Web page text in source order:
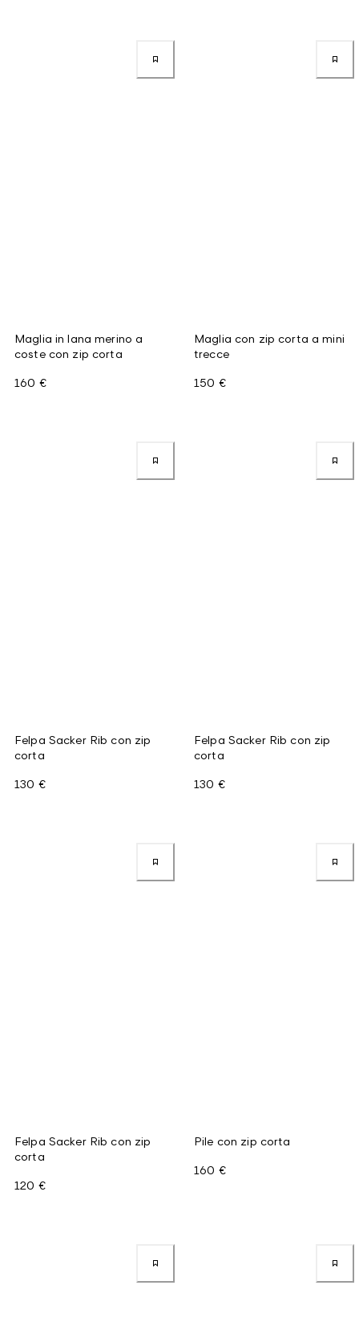
Maglia in lana merino a
coste con zip corta
160 €
Maglia con zip corta a mini
trecce
150 €
Felpa Sacker Rib con zip
corta
130 €
Felpa Sacker Rib con zip
corta
130 €
Felpa Sacker Rib con zip
corta
120 €
Pile con zip corta
160 €